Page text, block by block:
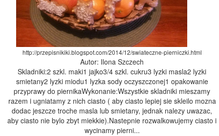
http://przepisnikiki.blogspot.com/2014/12/swiateczne-pierniczki.html
Autor: Ilona Szczech
Skladniki:2 szkl. maki1 jajko3/4 szkl. cukru3 lyzki masla2 lyzki
smietany2 lyzki miodu1 lyzka sody oczyszczonej1 opakowanie
przyprawy do piernikaWykonanie:Wszystkie skladniki mieszamy
razem i ugniatamy z nich ciasto ( aby ciasto lepiej sie skleilo mozna
dodac jeszcze troche masla lub smietany, jednak nalezy uwazac,
aby ciasto nie bylo zbyt miekkie).Nastepnie rozwalkowujemy ciasto i
wycinamy pierni...